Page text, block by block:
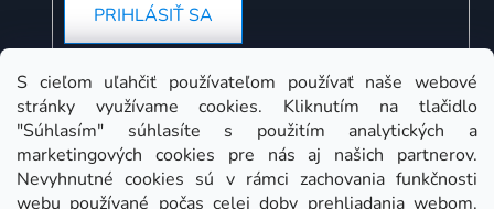
S cieľom uľahčiť používateľom používať naše webové
stránky využívame cookies. Kliknutím na tlačidlo
"Súhlasím" súhlasíte s použitím analytických a
marketingových cookies pre nás aj našich partnerov.
Nevyhnutné cookies sú v rámci zachovania funkčnosti
webu používané počas celej doby prehliadania webom.
PRIHLÁSIŤ SA
Instagram